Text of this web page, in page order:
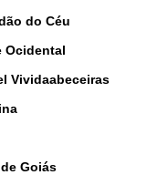
do Céu
Ocidental
Vividaabeceiras
de Goiás